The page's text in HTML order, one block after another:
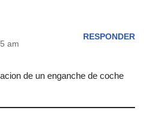
am
RESPONDER
de un enganche de coche